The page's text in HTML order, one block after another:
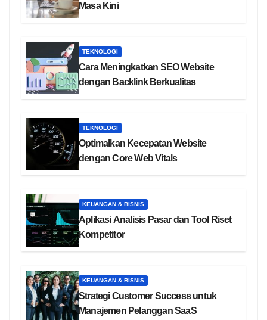
Masa Kini
TEKNOLOGI
Cara Meningkatkan SEO Website
dengan Backlink Berkualitas
TEKNOLOGI
Optimalkan Kecepatan Website
dengan Core Web Vitals
KEUANGAN & BISNIS
Aplikasi Analisis Pasar dan Tool Riset
Kompetitor
KEUANGAN & BISNIS
Strategi Customer Success untuk
Manajemen Pelanggan SaaS